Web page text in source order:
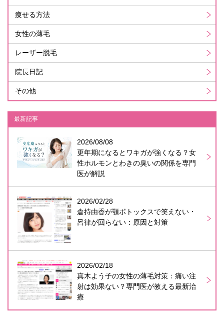
痩せる方法
女性の薄毛
レーザー脱毛
院長日記
その他
最新記事
2026/08/08
更年期になるとワキガが強くなる？女
性ホルモンとわきの臭いの関係を専門
医が解説
2026/02/28
倉持由香が顎ボトックスで笑えない・
呂律が回らない：原因と対策
2026/02/18
真木よう子の女性の薄毛対策：痛い注
射は効果ない？専門医が教える最新治
療